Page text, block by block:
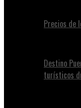
Precios de
Destino
turísticos